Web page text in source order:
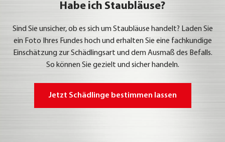
Habe ich Staubläuse?
Sind Sie unsi­cher, ob es sich um Staub­läu­se han­delt? Laden Sie
ein Foto Ihres Fun­des hoch und erhal­ten Sie eine fach­kun­di­ge
Ein­schät­zung zur Schäd­lings­art und dem Aus­maß des Befalls.
So kön­nen Sie gezielt und sicher han­deln.
Jetzt Schäd­lin­ge bestim­men las­sen